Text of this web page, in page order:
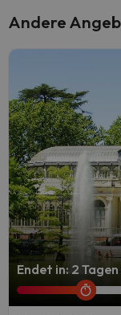
Andere
Endet in: 2